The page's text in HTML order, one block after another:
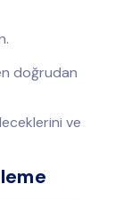
doğrudan
ve